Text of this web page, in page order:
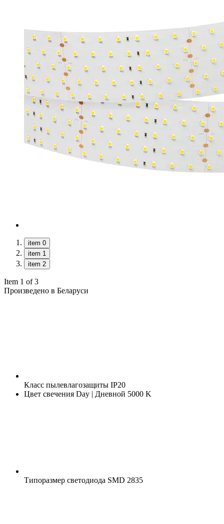
item 0
item 1
item 2
Item 1 of 3
Произведено в Беларуси
Класс пылевлагозащиты IP20
Цвет свечения Day | Дневной 5000 K
Типоразмер светодиода SMD 2835